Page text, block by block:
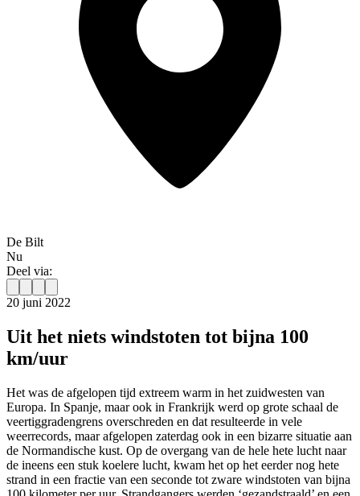
De Bilt
Nu
Deel via:
20 juni 2022
Uit het niets windstoten tot bijna 100
km/uur
Het was de afgelopen tijd extreem warm in het zuidwesten van
Europa. In Spanje, maar ook in Frankrijk werd op grote schaal de
veertiggradengrens overschreden en dat resulteerde in vele
weerrecords, maar afgelopen zaterdag ook in een bizarre situatie aan
de Normandische kust. Op de overgang van de hele hete lucht naar
de ineens een stuk koelere lucht, kwam het op het eerder nog hete
strand in een fractie van een seconde tot zware windstoten van bijna